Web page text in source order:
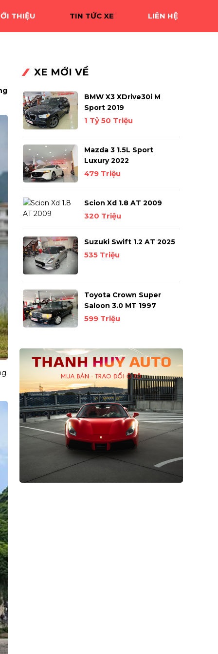
THIỆU TIN TỨC XE LIÊN HỆ
XE MỚI VỀ
BMW X3 XDrive30i M
Sport 2019
1 Tỷ 50 Triệu
Mazda 3 1.5L Sport
Luxury 2022
479 Triệu
Scion Xd 1.8 AT 2009
320 Triệu
Suzuki Swift 1.2 AT 2025
535 Triệu
Toyota Crown Super
Saloon 3.0 MT 1997
599 Triệu